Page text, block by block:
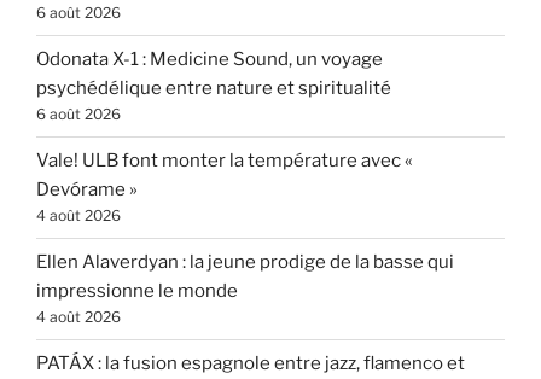
6 août 2026
Odonata X-1 : Medicine Sound, un voyage
psychédélique entre nature et spiritualité
6 août 2026
Vale! ULB font monter la température avec «
Devórame »
4 août 2026
Ellen Alaverdyan : la jeune prodige de la basse qui
impressionne le monde
4 août 2026
PATÁX : la fusion espagnole entre jazz, flamenco et